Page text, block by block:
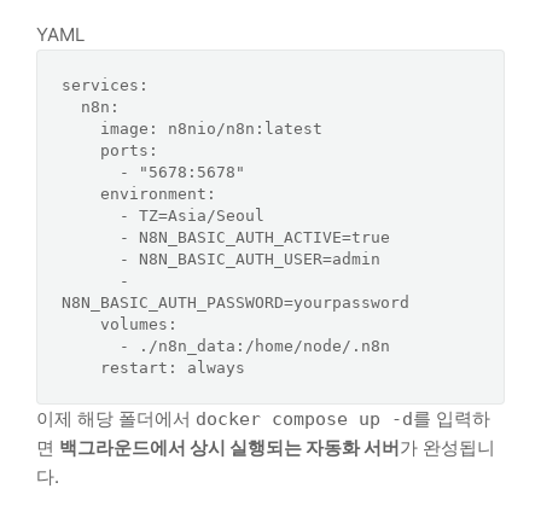
YAML
services:
n8n:
image:
n8nio/n8n:latest
ports:
-
"5678:5678"
environment:
-
TZ=Asia/Seoul
-
N8N_BASIC_AUTH_ACTIVE=true
-
N8N_BASIC_AUTH_USER=admin
-
N8N_BASIC_AUTH_PASSWORD=yourpassword
volumes:
-
./n8n_data:/home/node/.n8n
restart:
always
이제 해당 폴더에서 docker compose up -d를 입력하
면 백그라운드에서 상시 실행되는 자동화 서버 가 완성됩니
다.